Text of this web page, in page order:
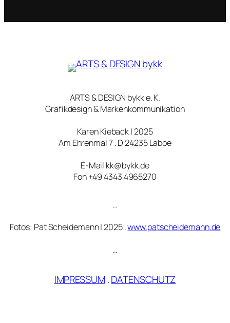
ARTS & DESIGN bykk e. K.
Grafikdesign & Markenkommunikation
Karen Kieback | 2025
Am Ehrenmal 7 . D 24235 Laboe
E-Mail kk@bykk.de
Fon +49 4343 4965270
…
Fotos: Pat Scheidemann | 2025 .www.patscheidemann.de
…
IMPRESSUM.DATENSCHUTZ